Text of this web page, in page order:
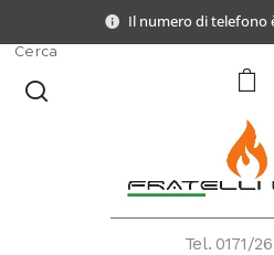
Il numero di telefono
Tel. 0171/
Cerca